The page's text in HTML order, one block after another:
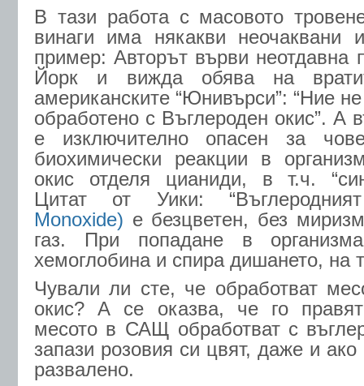
В тази работа с масовото
винаги има някакви неочаквани
пример: Авторът върви неотдавна
Йорк и вижда обява на
американските “Юнивърси”: “Ние
обработено с Въглероден окис”. А
е изключително опасен за
биохимически реакции в
окис отделя цианиди, в т.ч.
Цитат от Уики:
Monoxide) е безцветен, без
газ. При попадане в
хемоглобина и спира дишането, на
Чували ли сте, че обработват
окис? А се оказва, че го
месото в САЩ обработват с
запази розовия си цвят, даже и
развалено.